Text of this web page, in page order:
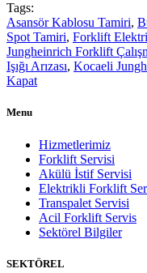
Tags:
Asansör Kablosu Tamiri,
Spot Tamiri, Forklift
Jungheinrich Forklift
Işığı Arızası, Kocaeli
Kapat
Menu
Hizmetlerimiz
Forklift Servisi
Akülü İstif Servisi
Elektrikli Forklift
Transpalet Servisi
Acil Forklift Servis
Sektörel Bilgiler
SEKTÖREL